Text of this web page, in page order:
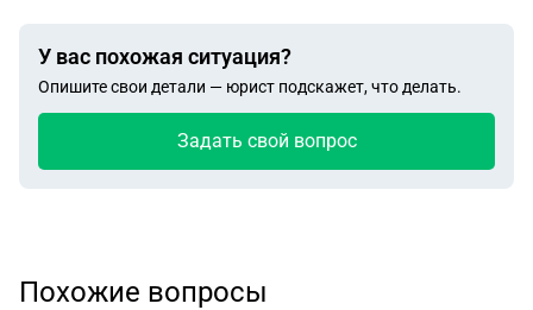
У вас похожая ситуация?
Опишите свои детали — юрист подскажет, что делать.
Задать свой вопрос
Похожие вопросы